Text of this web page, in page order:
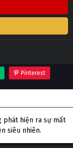
Pinterest
phát hiện ra sự mất
siêu nhiên.